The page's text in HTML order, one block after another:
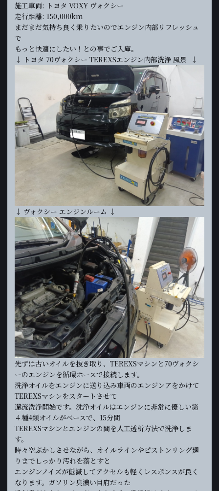
施工車両: トヨタ VOXY ヴォクシー
走行距離: 150,000km
まだまだ気持ち良く乗りたいのでエンジン内部リフレッシュ
で
もっと快適にしたい！との事でご入庫。
↓ トヨタ 70ヴォクシー TEREXSエンジン内部洗浄 風景 ↓
↓ ヴォクシー エンジンルーム ↓
先ずは古いオイルを抜き取り、TEREXSマシンと70ヴォクシ
ーのエンジンを循環ホースで接続します。
洗浄オイルをエンジンに送り込み車両のエンジンアをかけて
TEREXSマシンをスタートさせて
還流洗浄開始です。洗浄オイルはエンジンに非常に優しい第
４種4類オイルがベースで、15分間
TEREXSマシンとエンジンの間を人工透析方法で洗浄しま
す。
時々空ぶかしさせながら、オイルラインやピストンリング廻
りまでしっかり汚れを落とすと
エンジンノイズが低減してアクセルも軽くレスポンスが良く
なります。ガソリン臭濃い目府だった